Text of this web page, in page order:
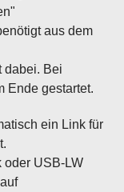
aus dem
dabei. Bei
Ende gestartet.
ein Link für
oder USB-LW